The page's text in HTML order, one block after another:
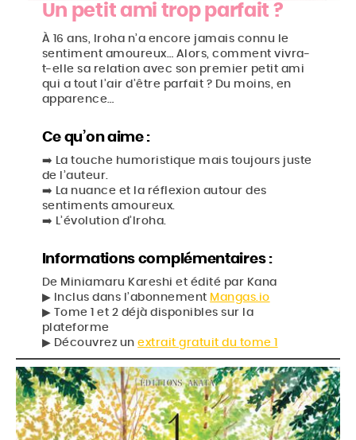
Un petit ami trop parfait ?
À 16 ans, Iroha n’a encore jamais connu le
sentiment amoureux… Alors, comment vivra-
t-elle sa relation avec son premier petit ami
qui a tout l’air d’être parfait ? Du moins, en
apparence…
Ce qu’on aime :
➡️ La touche humoristique mais toujours juste
de l’auteur.
➡️ La nuance et la réflexion autour des
sentiments amoureux.
➡️ L’évolution d’Iroha.
Informations complémentaires :
De Miniamaru Kareshi et édité par Kana
▶︎ Inclus dans l’abonnement Mangas.io
▶︎ Tome 1 et 2 déjà disponibles sur la
plateforme
▶︎ Découvrez unextrait gratuit du tome 1